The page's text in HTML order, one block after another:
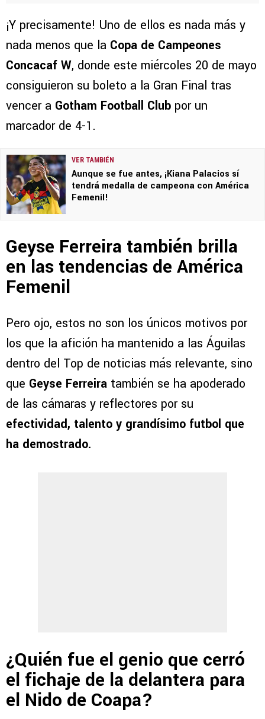
¡Y precisamente! Uno de ellos es nada más y
nada menos que la Copa de Campeones
Concacaf W, donde este miércoles 20 de mayo
consiguieron su boleto a la Gran Final tras
vencer a Gotham Football Club por un
marcador de 4-1.
VER TAMBIÉN
Aunque se fue antes, ¡Kiana Palacios sí
tendrá medalla de campeona con América
Femenil!
Geyse Ferreira también brilla
en las tendencias de América
Femenil
Pero ojo, estos no son los únicos motivos por
los que la afición ha mantenido a las Águilas
dentro del Top de noticias más relevante, sino
que Geyse Ferreira también se ha apoderado
de las cámaras y reflectores por su
efectividad, talento y grandísimo futbol que
ha demostrado.
¿Quién fue el genio que cerró
el fichaje de la delantera para
el Nido de Coapa?